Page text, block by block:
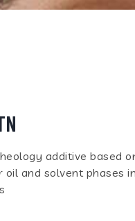
additive based
and solvent phases